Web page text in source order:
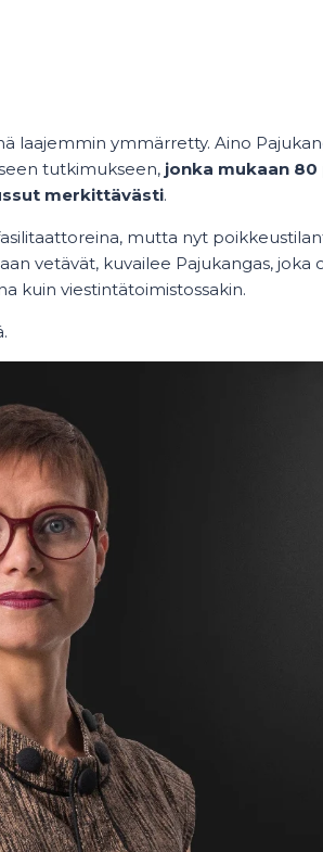
laajemmin ymmärretty. Aino
tutkimukseen, jonka mukaan
merkittävästi.
mutta nyt
vetävät, kuvailee Pajukangas, joka
kuin viestintätoimistossakin.